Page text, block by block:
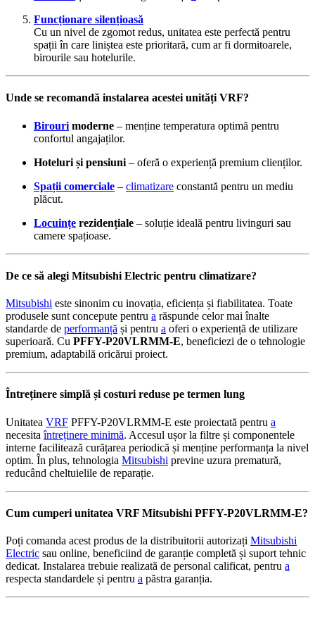
Funcționare silențioasă
Cu un nivel de zgomot redus, unitatea este perfectă pentru
spații în care liniștea este prioritară, cum ar fi dormitoarele,
birourile sau hotelurile.
Unde se recomandă instalarea acestei unități VRF?
Birouri moderne – menține temperatura optimă pentru
confortul angajaților.
Hoteluri și pensiuni – oferă o experiență premium clienților.
Spații comerciale – climatizare constantă pentru un mediu
plăcut.
Locuințe rezidențiale – soluție ideală pentru livinguri sau
camere spațioase.
De ce să alegi Mitsubishi Electric pentru climatizare?
Mitsubishi este sinonim cu inovația, eficiența și fiabilitatea. Toate
produsele sunt concepute pentru a răspunde celor mai înalte
standarde de performanță și pentru a oferi o experiență de utilizare
superioară. Cu PFFY-P20VLRMM-E, beneficiezi de o tehnologie
premium, adaptabilă oricărui proiect.
Întreținere simplă și costuri reduse pe termen lung
Unitatea VRF PFFY-P20VLRMM-E este proiectată pentru a
necesitaîntreținere minimă. Accesul ușor la filtre și componentele
interne facilitează curățarea periodică și menține performanța la nivel
optim. În plus, tehnologia Mitsubishi previne uzura prematură,
reducând cheltuielile de reparație.
Cum cumperi unitatea VRF Mitsubishi PFFY-P20VLRMM-E?
Poți comanda acest produs de la distribuitorii autorizați Mitsubishi
Electric sau online, beneficiind de garanție completă și suport tehnic
dedicat. Instalarea trebuie realizată de personal calificat, pentru a
respecta standardele și pentru a păstra garanția.